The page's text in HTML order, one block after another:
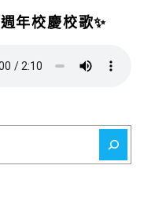
年校慶校歌✨